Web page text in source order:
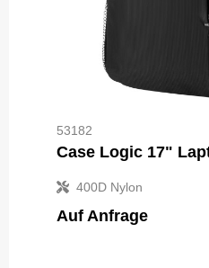
53182
Case Logic 17"
400D Nylon
Auf Anfrage